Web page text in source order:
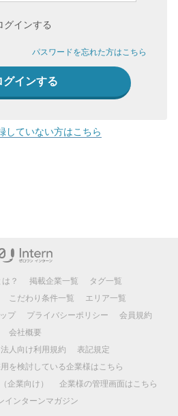
グインする
パスワードを忘れた方はこちら
していない方はこちら
？ 掲載企業一覧
タグ一覧
こだわり条件一覧
エリア一覧
プ プライバシーポリシー
会員規約
会社概要
法人向け利用規約
表記規定
を検討している企業様はこちら
企業向け）
企業様の管理画面はこちら
インターンマガジン